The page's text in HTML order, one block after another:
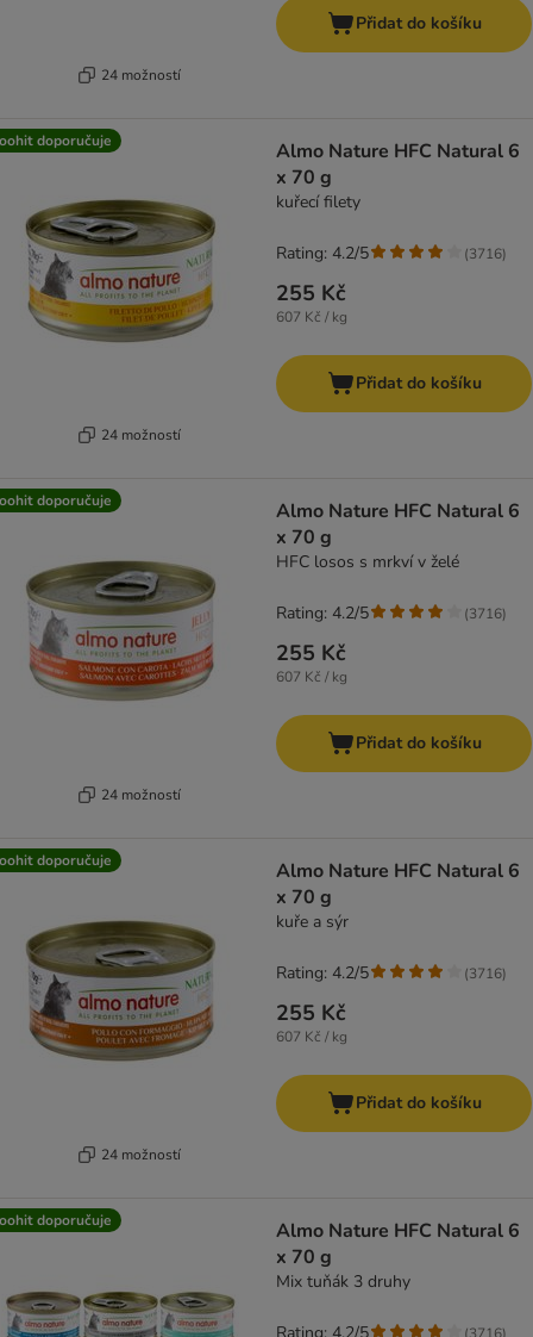
24 možností
Přidat do košíku
doporučuje
24 možností
Almo Nature HFC Natural 6
x 70 g
kuřecí filety
255 Kč
607 Kč / kg
Rating: 4.2/5 (3716)
Přidat do košíku
doporučuje
24 možností
Almo Nature HFC Natural 6
x 70 g
HFC losos s mrkví v želé
255 Kč
607 Kč / kg
Rating: 4.2/5 (3716)
Přidat do košíku
doporučuje
24 možností
Almo Nature HFC Natural 6
x 70 g
kuře a sýr
255 Kč
607 Kč / kg
Rating: 4.2/5 (3716)
Přidat do košíku
doporučuje
Almo Nature HFC Natural 6
x 70 g
Mix tuňák 3 druhy
(3716)